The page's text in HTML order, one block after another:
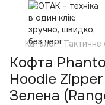
Каталог
Кофта
Hoodie
Зелена